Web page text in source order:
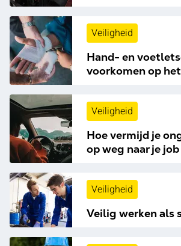
Veiligheid
Hand- en
voorkomen op
Veiligheid
Hoe vermijd je
op weg naar je job
Veiligheid
Veilig werken als